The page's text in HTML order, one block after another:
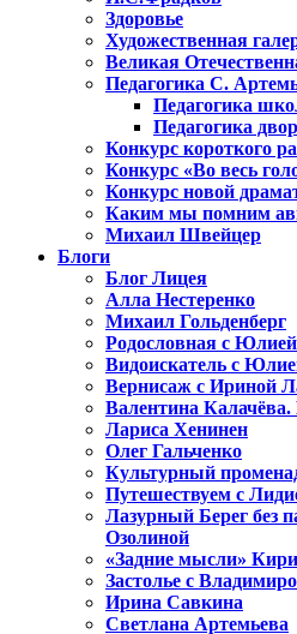
Здоровье
Художественная
Великая
Педагогика С.
Педагогика
Педагогика
Конкурс короткого
Конкурс «Во весь
Конкурс новой
Каким мы помним
Михаил Швейцер
Блоги
Блог Лицея
Алла Нестеренко
Михаил Гольденберг
Родословная с
Видоискатель с
Вернисаж с Ириной
Валентина Калачёва.
Лариса Хенинен
Олег Гальченко
Культурный
Путешествуем с
Лазурный Берег без
Озолиной
«Задние мысли»
Застолье с
Ирина Савкина
Светлана Артемьева